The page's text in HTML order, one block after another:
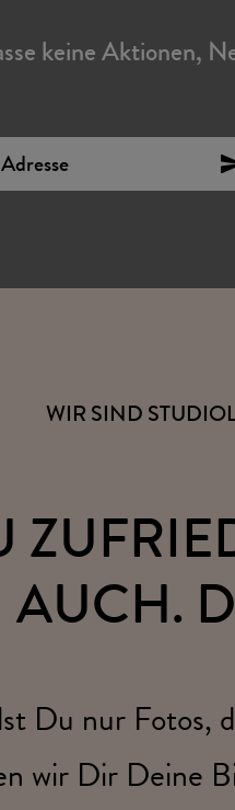
keine Aktionen,
WIR SIND
AUCH.
Du nur Fotos,
wir Dir Deine